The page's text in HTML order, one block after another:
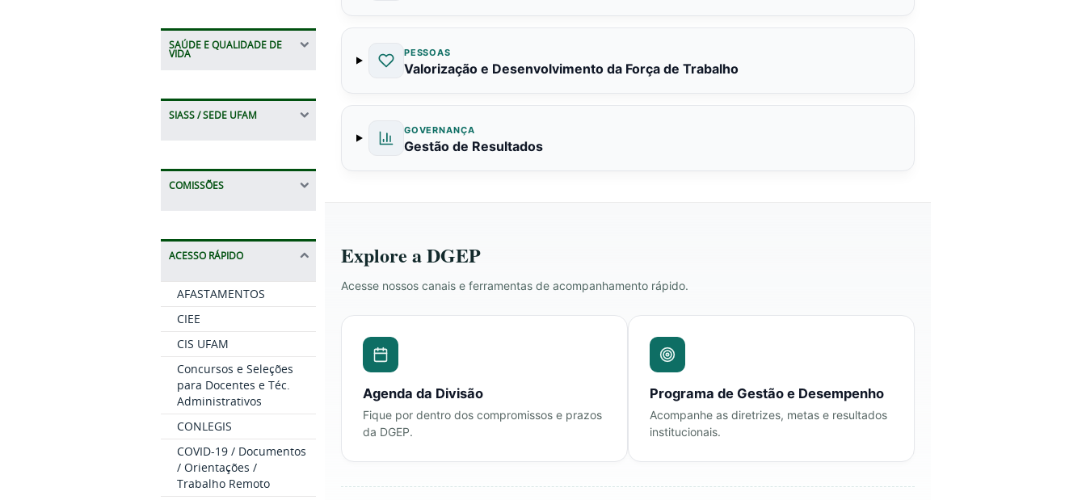
SAÚDE E QUALIDADE DE
VIDA
SIASS / SEDE UFAM
COMISSÕES
ACESSO RÁPIDO
AFASTAMENTOS
CIEE
CIS UFAM
Concursos e Seleções
para Docentes e Téc.
Administrativos
CONLEGIS
COVID-19 / Documentos
/ Orientações /
Trabalho Remoto
PESSOAS
Valorização e Desenvolvimento da Força de Trabalho
GOVERNANÇA
Gestão de Resultados
Explore a DGEP
Acesse nossos canais e ferramentas de acompanhamento rápido.
Agenda da Divisão
Fique por dentro dos compromissos e prazos
da DGEP.
Programa de Gestão e Desempenho
Acompanhe as diretrizes, metas e resultados
institucionais.